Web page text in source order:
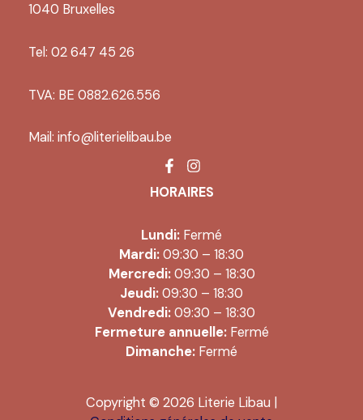
1040 Bruxelles
Tel: 02 647 45 26
TVA: BE 0882.626.556
Mail: info@literielibau.be
HORAIRES
Lundi: Fermé
Mardi:09:30 – 18:30
Mercredi: 09:30 – 18:30
Jeudi:09:30 – 18:30
Vendredi:09:30 – 18:30
Fermeture annuelle: Fermé
Dimanche: Fermé
Copyright © 2026 Literie Libau |